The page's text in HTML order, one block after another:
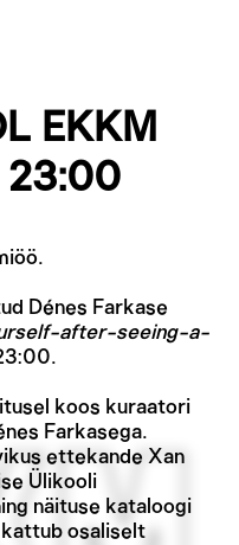
EKKM
23:00
Dénes Farkase
after-seeing-a-
koos kuraatori
Farkasega.
ettekande Xan
Ülikooli
näituse kataloogi
osaliselt